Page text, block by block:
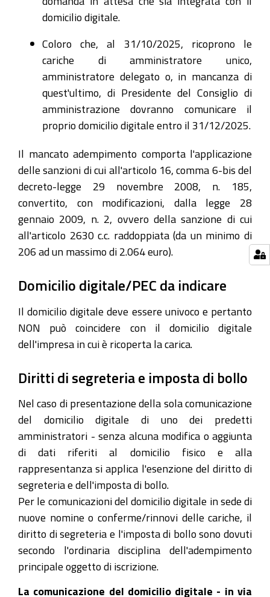
domicilio digitale.
Coloro che, al 31/10/2025, ricoprono le
cariche di amministratore unico,
amministratore delegato o, in mancanza di
quest'ultimo, di Presidente del Consiglio di
amministrazione dovranno comunicare il
proprio domicilio digitale entro il 31/12/2025.
Il mancato adempimento comporta l'applicazione
delle sanzioni di cui all'articolo 16, comma 6-bis del
decreto-legge 29 novembre 2008, n. 185,
convertito, con modificazioni, dalla legge 28
gennaio 2009, n. 2, ovvero della sanzione di cui
all'articolo 2630 c.c. raddoppiata (da un minimo di
206 ad un massimo di 2.064 euro).
Domicilio digitale/PEC da indicare
Il domicilio digitale deve essere univoco e pertanto
NON può coincidere con il domicilio digitale
dell'impresa in cui è ricoperta la carica.
Diritti di segreteria e imposta di bollo
Nel caso di presentazione della sola comunicazione
del domicilio digitale di uno dei predetti
amministratori - senza alcuna modifica o aggiunta
di dati riferiti al domicilio fisico e alla
rappresentanza si applica l'esenzione del diritto di
segreteria e dell'imposta di bollo.
Per le comunicazioni del domicilio digitale in sede di
nuove nomine o conferme/rinnovi delle cariche, il
diritto di segreteria e l'imposta di bollo sono dovuti
secondo l'ordinaria disciplina dell'adempimento
principale oggetto di iscrizione.
La comunicazione del domicilio digitale - in via